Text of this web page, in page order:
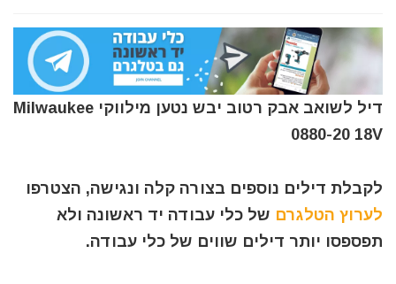
דיל לשואב אבק רטוב יבש נטען מילווקי Milwaukee
0880-20 18V
לקבלת דילים נוספים בצורה קלה ונגישה, הצטרפו
לערוץ הטלגרם של כלי עבודה יד ראשונה ולא
תפספסו יותר דילים שווים של כלי עבודה.